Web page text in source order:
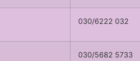
030/6222 032
030/5682 5733